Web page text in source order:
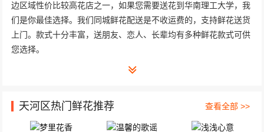
边区域性价比较高花店之一，如果您需要送花到华南理工大学，我
们是你最佳选择。我们同城鲜花配送是不收运费的，支持鲜花送货
上门。款式十分丰富，送朋友、恋人、长辈均有多种鲜花款式可供
您选择。
天河区热门鲜花推荐 查看全部 >>